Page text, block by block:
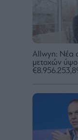
Allwyn: Νέα
μετοχών